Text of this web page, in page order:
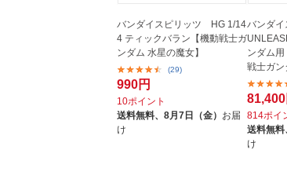
バンダイスピリッツ HG 1/14
4 ティックバラン【機動戦士ガ
ンダム 水星の魔女】
(29)
990円
10ポイント
送料無料、 8月7日（金） お届
け
バンダ
ンダム
戦士ガン
81,400
814ポイ
送料無料
け